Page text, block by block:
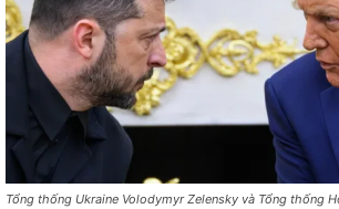
Tổng thống Ukraine Volodymyr Zelensky và Tổng thống